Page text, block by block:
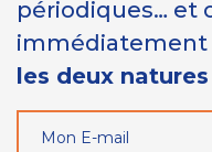
périodiques… et
immédiatement
les deux